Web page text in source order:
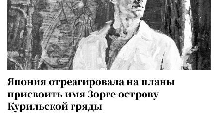
Япония отреагировала на планы
присвоить имя Зорге острову
Курильской гряды